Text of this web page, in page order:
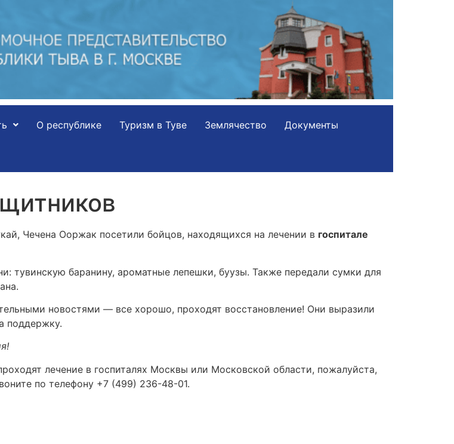
О республике Туризм в Туве Землячество Документы
Чечена Ооржак посетили бойцов, находящихся на лечении в госпитале
тувинскую баранину, ароматные лепешки, буузы. Также передали сумки для
новостями — все хорошо, проходят восстановление! Они выразили
поддержку.
лечение в госпиталях Москвы или Московской области, пожалуйста,
по телефону +7 (499) 236-48-01.